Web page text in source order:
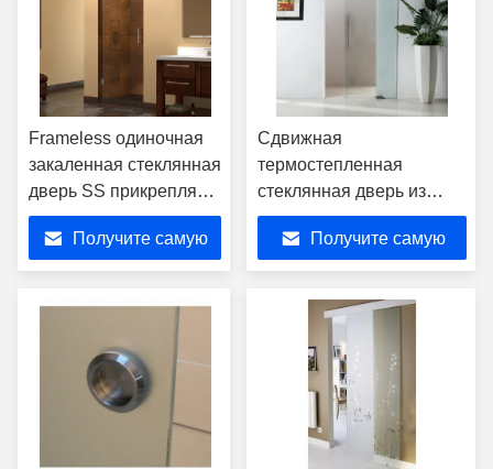
Frameless одиночная
закаленная стеклянная
дверь SS прикрепляет
на петлях двери ливня
качания ясные
стеклянные
Получите самую
Сдвижная
термостепленная
стеклянная дверь из
алюминиевого сплава
Получите самую